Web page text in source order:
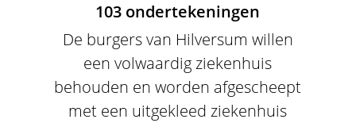
103 ondertekeningen
De burgers van Hilversum willen
een volwaardig ziekenhuis
behouden en worden afgescheept
met een uitgekleed ziekenhuis